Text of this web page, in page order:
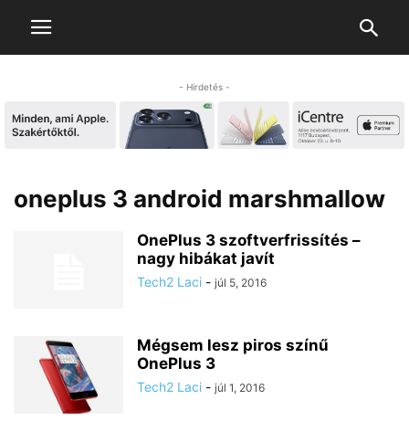
- Hirdetés -
oneplus 3 android marshmallow
OnePlus 3 szoftverfrissítés –
nagy hibákat javít
Tech2 Laci - júl 5, 2016
Mégsem lesz piros színű
OnePlus 3
Tech2 Laci - júl 1, 2016